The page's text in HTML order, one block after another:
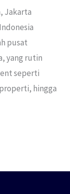
Jakarta
pusat
yang rutin
seperti
hingga